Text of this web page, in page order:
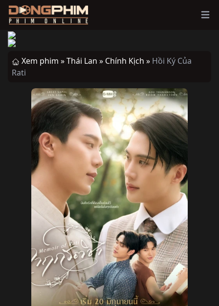
Xem phim »Thái Lan » Chính Kịch » Hồi Ký Của
Rati